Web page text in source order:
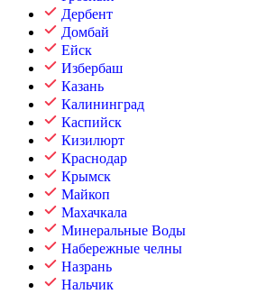
Дербент
Домбай
Ейск
Избербаш
Казань
Калининград
Каспийск
Кизилюрт
Краснодар
Крымск
Майкоп
Махачкала
Минеральные Воды
Набережные челны
Назрань
Нальчик